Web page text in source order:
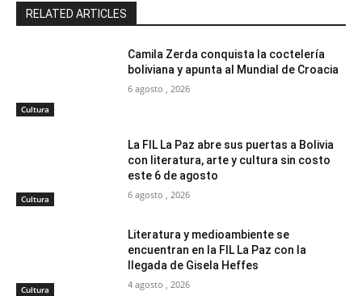
RELATED ARTICLES
Cultura
Camila Zerda conquista la coctelería
boliviana y apunta al Mundial de Croacia
6 agosto , 2026
Cultura
La FIL La Paz abre sus puertas a Bolivia
con literatura, arte y cultura sin costo
este 6 de agosto
6 agosto , 2026
Cultura
Literatura y medioambiente se
encuentran en la FIL La Paz con la
llegada de Gisela Heffes
4 agosto , 2026